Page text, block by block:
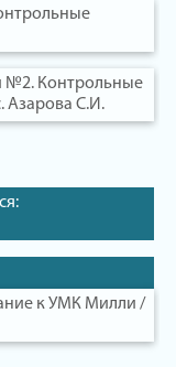
№2. Контрольные
Азарова С.И.
к УМК Милли /